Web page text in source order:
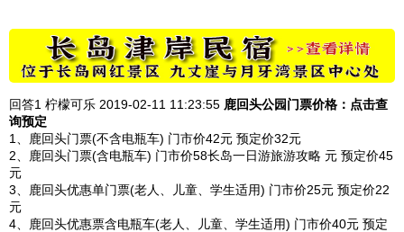
回答1 柠檬可乐 2019-02-11 11:23:55 鹿回头公园门票价格：点击查
询预定
1、鹿回头门票(不含电瓶车) 门市价42元 预定价32元
2、鹿回头门票(含电瓶车) 门市价58长岛一日游旅游攻略 元 预定价45
元
3、鹿回头优惠单门票(老人、儿童、学生适用) 门市价25元 预定价22
元
4、鹿回头优惠票含电瓶车(老人、儿童、学生适用) 门市价40元 预定